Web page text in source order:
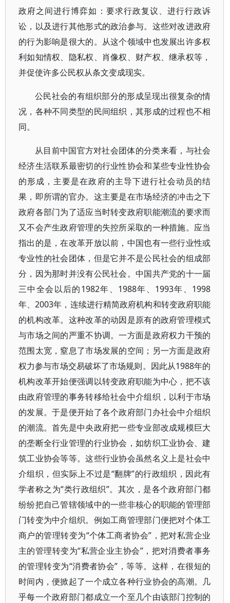
政府之间进行博弈如：要求行政复议、进行行政诉
讼，以及进行其他形式的政治参与。这些对改进政府
的行为影响是很大的。从这个领域中也发展出许多权
利如知情权、隐私权、肖像权、财产权、继承权等，
并促使许多公民权从条文变成现实。
公民社会的有组织部分的形成呈现出很复杂的情
况，各种不同类型的民间组织，其形成的过程也不相
同。
从目前中国官方对社会团体的分类来看，与社会
经济生活联系最密切的行业性协会和某些专业性协会
的形成，主要是在政府的主导下进行社会动员的结
果，即所谓的官办。这主要是在市场经济的冲击之下
政府各部门为了适应当时转变政府职能潮流的要求而
又不会产生政府管理的失控所采取的一种措施。应当
指出的是，在改革开放以前，中国也有一些行业性或
专业性的社会团体，但是它并不是公民社会的组成部
分，因为那时并没有公民社会。中国共产党的十一届
三中全会以后的1982年、1988年、1993年、1998
年、2003年，连续进行精简政府机构和转变政府职能
的机构改革。这种改革的动因是原有的政府管理模式
与市场之间的严重不协调。一方面是政府权力干预的
范围太宽，窒息了市场发展的空间；另一方面是政府
权力参与市场交易破坏了市场规则。因此从1988年的
机构改革开始便强调以转变政府职能为中心，把不该
由政府管理的事务转移给社会中介组织，以利于市场
的发展。于是便开始了各个政府部门办社会中介组织
的潮流。首先是中央政府把一些专业部改成规模巨大
的垄断全行业管理的行业协会，如纺织工业协会、建
筑工业协会等等。这些行业协会虽然名义上是社会中
介组织，但实际上不过是“翻牌”的行政组织，因此有
学者称之为“类行政组织”。其次，是各个政府部门都
纷纷把自己管辖领域中的一些非核心的职能的管理部
门转变为中介组织。例如工商管理部门便把对个体工
商户的管理转变为“个体工商者协会”，把对私营企业
主的管理转变为“私营企业主协会”，把对消费者事务
的管理转变为“消费者协会”，等等。这样，在很短的
时间内，便掀起了一个成立各种行业协会的高潮。几
乎每一个政府部门都成立一个至几个由该部门控制的